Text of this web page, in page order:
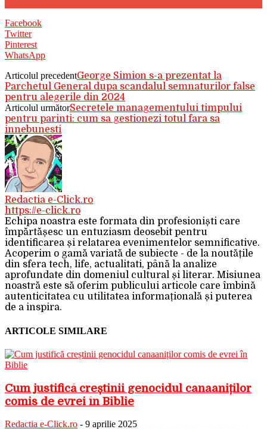
Facebook
Twitter
Pinterest
WhatsApp
Articolul precedentGeorge Simion s-a prezentat la
Parchetul General dupa scandalul semnaturilor false
pentru alegerile din 2024
Articolul următorSecretele managementului timpului
pentru parinti: cum sa gestionezi totul fara sa
innebunesti
Redactia e-Click.ro
https://e-click.ro
Echipa noastra este formata din profesioniști care
împărtășesc un entuziasm deosebit pentru
identificarea și relatarea evenimentelor semnificative.
Acoperim o gamă variată de subiecte - de la noutățile
din sfera tech, life, actualitati, până la analize
aprofundate din domeniul cultural și literar. Misiunea
noastră este să oferim publicului articole care îmbină
autenticitatea cu utilitatea informațională și puterea
de a inspira.
ARTICOLE SIMILARE
Cum justifică creștinii genocidul canaaniților
comis de evrei în Biblie
Redactia e-Click.ro - 9 aprilie 2025